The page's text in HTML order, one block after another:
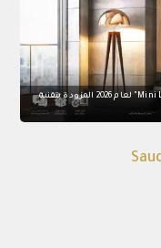
سامسونج للإلكترونيات تطرح سلسلة أجهزة تلفزيون "’Mini LED" لعام 2026 المزودة بتقنية